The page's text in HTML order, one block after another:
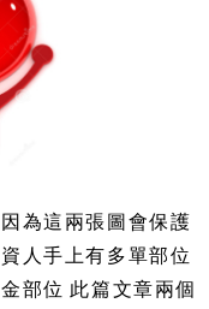
為這兩張圖會保護
人手上有多單部位
部位 此篇文章兩個